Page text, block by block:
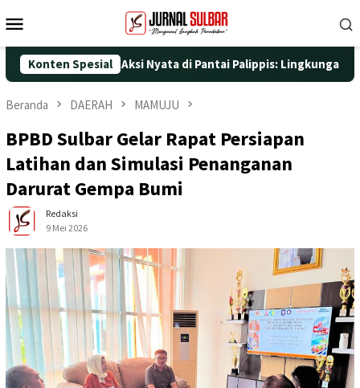
ke
Mobile
Konten Spesial
25 dengan Aksi Nyata di Pantai Palippis: Lingkungan dan
Beranda DAERAH MAMUJU
BPBD Sulbar Gelar Rapat Persiapan
Latihan dan Simulasi Penanganan
Darurat Gempa Bumi
Redaksi
9 Mei 2026